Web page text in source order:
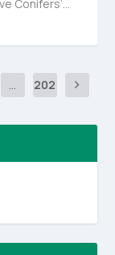
Conifers’...
... 202